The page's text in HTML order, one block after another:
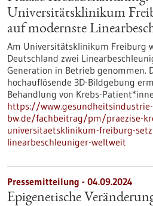
Universitätsklinikum
auf modernste
Am Universitätsklinikum Freiburg
Deutschland zwei
Generation in Betrieb genommen.
hochauflösende 3D-Bildgebung
Behandlung von Krebs-
https://www.gesundheitsindustrie-
bw.de/fachbeitrag/pm/praezise-
universitaetsklinikum-freiburg-
linearbeschleuniger-weltweit
Pressemitteilung - 04.09.2024
Epigenetische